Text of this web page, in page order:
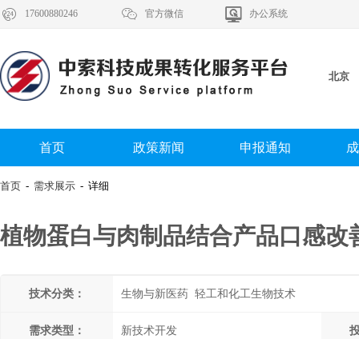
 17600880246  官方微信  办公系统
北京
首页 政策新闻 申报通知
首页 - 需求展示 - 详细
植物蛋白与肉制品结合产品口感
技术分类： 生物与新医药 轻工和化工生物技术
需求类型： 新技术开发